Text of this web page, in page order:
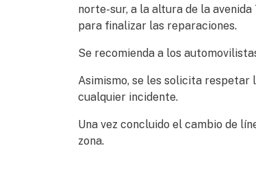
norte-sur, a la altura de la
para finalizar las reparaciones.
Se recomienda a los
Asimismo, se les solicita
cualquier incidente.
Una vez concluido el cambio de
zona.